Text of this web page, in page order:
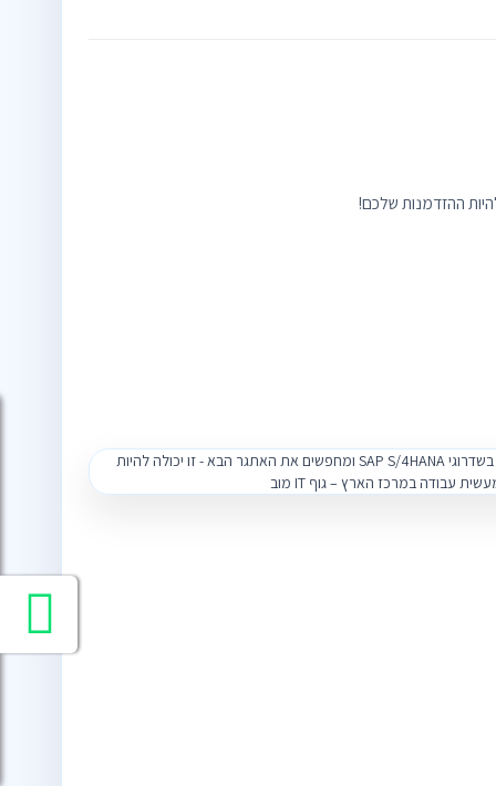
אם יש לכם ניסיון בשדרוגי SAP S/4HANA ומחפשים את האתגר הבא - זו יכולה להיות ההזדמנות שלכם!